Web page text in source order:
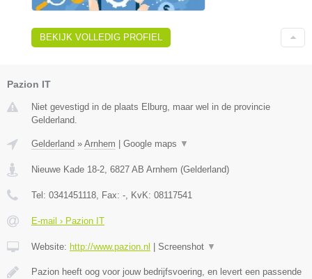
BEKIJK VOLLEDIG PROFIEL
Pazion IT
Niet gevestigd in de plaats Elburg, maar wel in de provincie
Gelderland.
Gelderland » Arnhem | Google maps ▼
Nieuwe Kade 18-2 6827 AB Arnhem (Gelderland)
Tel: 0341451118 , Fax: - , KvK: 08117541
E-mail › Pazion IT
Website: http://www.pazion.nl | Screenshot ▼
Pazion heeft oog voor jouw bedrijfsvoering, en levert een passende